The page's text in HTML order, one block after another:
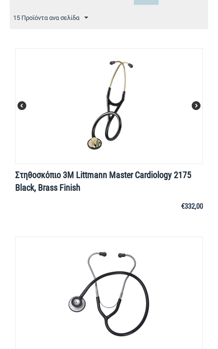
15 Προϊόντα ανα σελίδα
Στηθοσκόπιο 3M Littmann Master Cardiology 2175
Black, Brass Finish
€332,00